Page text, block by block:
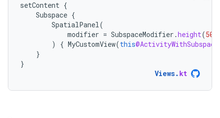
setContent {
Subspace {
SpatialPanel(
modifier = SubspaceModifier .height(
)
{ MyCustomView(this
}
}
Views. kt